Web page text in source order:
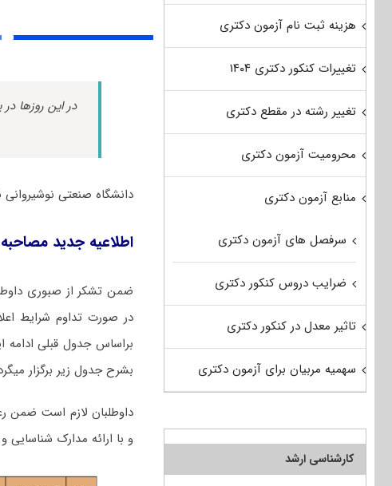
در این روزها
دانشگاه صنعتی نوشیروانی بابل،
اطلاعیه جدید مصاحبه
در صورت تداوم شرایط
بشرح جدول زیر برگزار
داوطلبان لازم است ضمن
و با ارائه مدارک
هزینه ثبت نام آزمون دکتری
تغییرات کنکور دکتری ۱۴۰۴
تغییر رشته در مقطع دکتری
محرومیت آزمون دکتری
منابع آزمون دکتری
سرفصل های آزمون دکتری
ضرایب دروس کنکور دکتری
تاثیر معدل در کنکور دکتری
سهمیه مربیان برای آزمون دکتری
کارشناسی ارشد